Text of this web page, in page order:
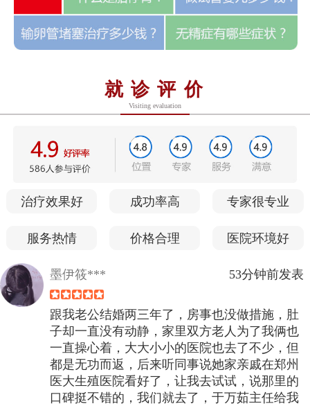
就诊评价
Visiting evaluation
治疗效果好 成功率高 专家很专业
服务热情 价格合理 医院环境好
墨伊筱*** 53分钟前发表
跟我老公结婚两三年了，房事也没做措施，肚
子却一直没有动静，家里双方老人为了我俩也
一直操心着，大大小小的医院也去了不少，但
都是无功而返，后来听同事说她家亲戚在郑州
医大生殖医院看好了，让我去试试，说那里的
口碑挺不错的，我们就去了，于万茹主任给我